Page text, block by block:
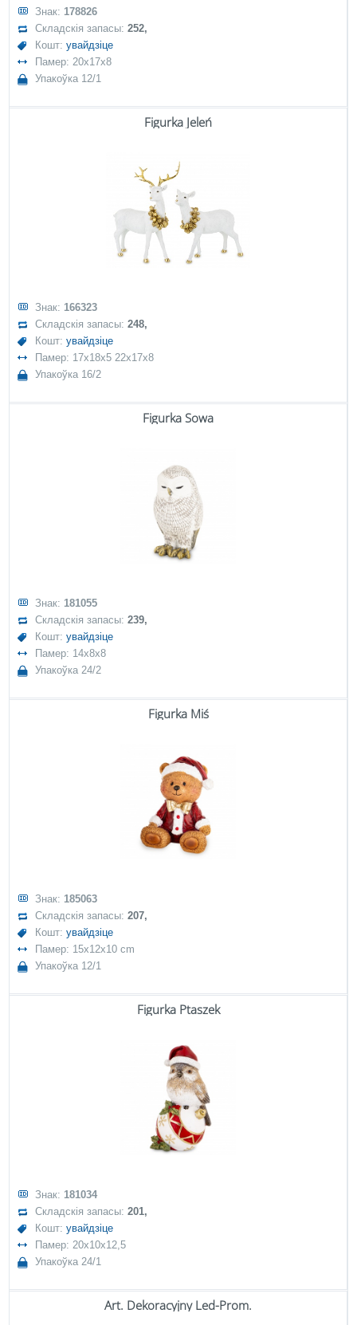
Знак: 178826
Складскія запасы:252,
Кошт:увайдзіце
Памер: 20x17x8
Упакоўка 12/1
Figurka Jeleń
Знак: 166323
Складскія запасы:248,
Кошт:увайдзіце
Памер: 17x18x5 22x17x8
Упакоўка 16/2
Figurka Sowa
Знак: 181055
Складскія запасы:239,
Кошт:увайдзіце
Памер: 14x8x8
Упакоўка 24/2
Figurka Miś
Знак: 185063
Складскія запасы:207,
Кошт:увайдзіце
Памер: 15x12x10 cm
Упакоўка 12/1
Figurka Ptaszek
Знак: 181034
Складскія запасы:201,
Кошт:увайдзіце
Памер: 20x10x12,5
Упакоўка 24/1
Art. Dekoracyjny Led-Prom.